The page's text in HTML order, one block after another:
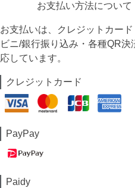
お支払い方法について
お支払いは、クレジットカード
ビニ/銀行振り込み・各種QR決
応しています。
クレジットカード
PayPay
Paidy